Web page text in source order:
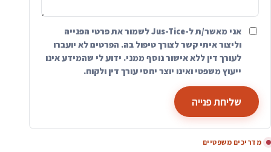
אני מאשר/ת ל-Jus-Tice לשמור את פרטי הפנייה
וליצור איתי קשר לצורך טיפול בה. הפרטים לא יועברו
לעורך דין ללא אישור נוסף ממני. ידוע לי שהמידע אינו
ייעוץ משפטי ואינו יוצר יחסי עורך דין ולקוח.
שליחת פנייה
מדריכים משפטיים